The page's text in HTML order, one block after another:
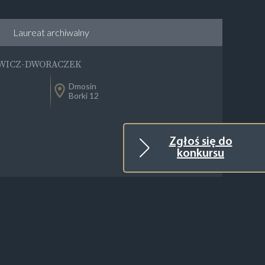
Zgłoś się do
konkursu
Laureat archiwalny
DWORACZEK
Dmosin
Borki 12